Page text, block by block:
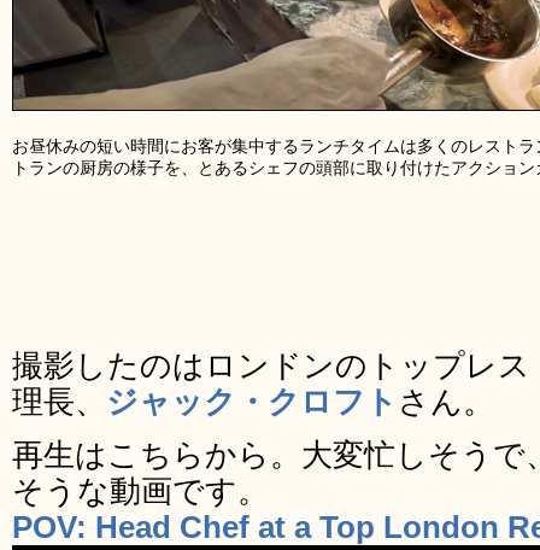
お昼休みの短い時間にお客が集中するランチタイムは多くのレスト
トランの厨房の様子を、とあるシェフの頭部に取り付けたアクショ
撮影したのはロンドンのトップレス
理長、 ジャック・クロフト さん。
再生はこちらから。大変忙しそう
そうな動画です。
POV: Head Chef at a Top London